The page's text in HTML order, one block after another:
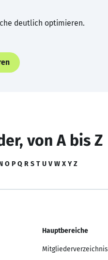
deutlich optimieren.
von A bis Z
O P Q R S T U V W X Y Z
Hauptbereiche
Mitgliederverzeichnis